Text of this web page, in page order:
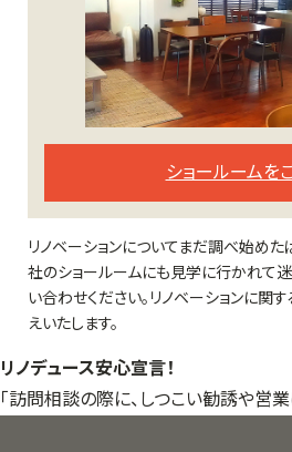
ショールームを
リノベーションについてまだ調べ始め
社のショールームにも見学に行かれて
い合わせください。リノベーションに関
えいたします。
リノデュース安心宣言！
「訪問相談の際に、しつこい勧誘や営業